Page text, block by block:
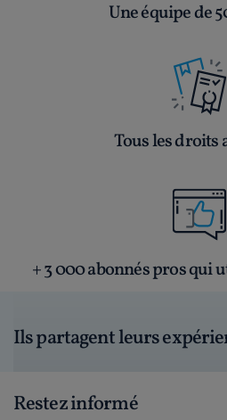
Une équipe de
Tous les droits
+ 3 000 abonnés pros qui
Ils partagent leurs
Restez informé